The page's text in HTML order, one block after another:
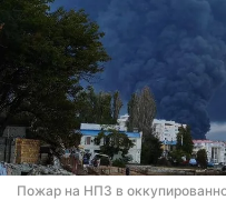
Пожар на НПЗ в